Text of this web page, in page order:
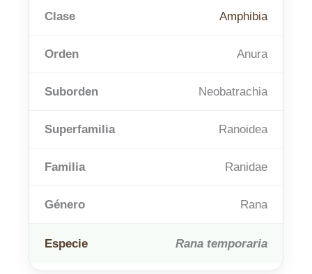
Clase Amphibia
Orden Anura
Suborden Neobatrachia
Superfamilia Ranoidea
Familia Ranidae
Género Rana
Especie Rana temporaria